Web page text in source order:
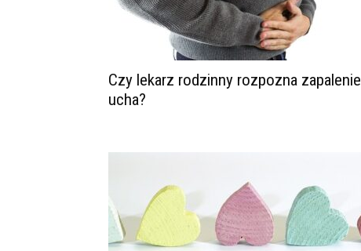
Czy lekarz rodzinny rozpozna zapalenie
ucha?